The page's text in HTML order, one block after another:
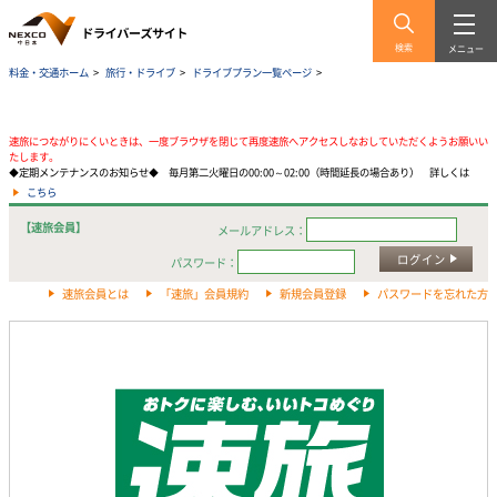
検索 メニュー
料金・交通ホーム > 旅行・ドライブ > ドライブプラン一覧ページ >
速旅につながりにくいときは、一度ブラウザを閉じて再度速旅へアクセスしなおしていただくようお願いい
たします。
◆定期メンテナンスのお知らせ◆ 毎月第二火曜日の00:00～02:00（時間延長の場合あり） 詳しくは
こちら
【速旅会員】
メールアドレス：
パスワード：
ログイン
速旅会員とは 「速旅」会員規約 新規会員登録 パスワードを忘れた方